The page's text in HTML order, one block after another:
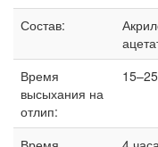
Состав:
Время
высыхания на
отлип: